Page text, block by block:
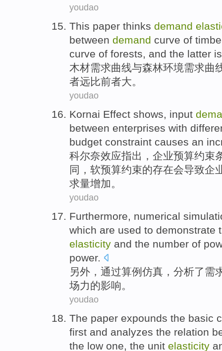
youdao
This paper thinks demand
between demand curve of
curve of forests, and the latter
木材需求曲线与森林环境需求曲
者远比前者大。
youdao
Kornai Effect shows, input
between enterprises with
budget constraint causes an
科尔奈效应指出， 企业预算约束
同 ， 软预算约束的存在会导致企
求量增加。
youdao
Furthermore, numerical
which are used to demonstrate
elasticity and the number of
power.
另外 ， 通过算例仿真 ， 分析了需
场力的影响。
youdao
The paper expounds the basic
first and analyzes the relation
the low one, the unit elasticity